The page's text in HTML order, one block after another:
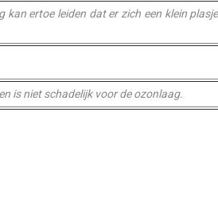
kan ertoe leiden dat er zich een klein
is niet schadelijk voor de ozonlaag.